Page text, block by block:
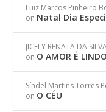
Luiz Marcos Pinheiro
on Natal Dia
JICELY RENATA DA
on O AMOR É
Síndel Martins Torres
on O CÉU